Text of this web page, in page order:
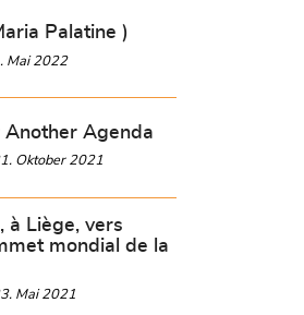
Palatine )
Mai 2022
Agenda
Oktober 2021
à Liège, vers
mondial de la
Mai 2021